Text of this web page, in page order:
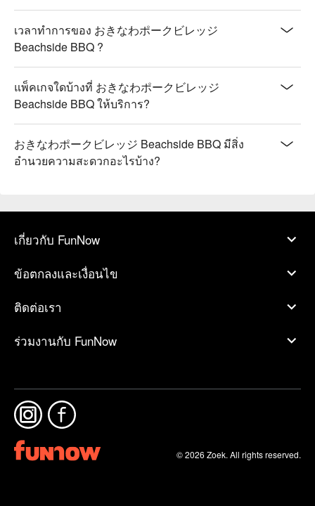
เวลาทำการของ おきなわポークビレッジ
Beachside BBQ ?
แพ็คเกจใดบ้างที่ おきなわポークビレッジ
Beachside BBQ ให้บริการ?
おきなわポークビレッジ Beachside BBQ มีสิ่ง
อำนวยความสะดวกอะไรบ้าง?
เกี่ยวกับ FunNow
ข้อตกลงและเงื่อนไข
ติดต่อเรา
ร่วมงานกับ FunNow
© 2026 Zoek. All rights reserved.